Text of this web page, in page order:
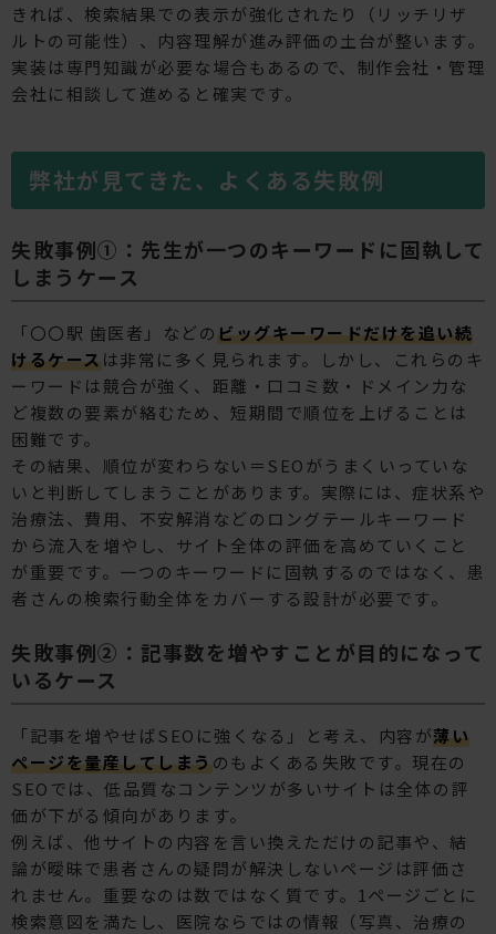
きれば、検索結果での表示が強化されたり（リッチリザ
ルトの可能性）、内容理解が進み評価の土台が整います。
実装は専門知識が必要な場合もあるので、制作会社・管理
会社に相談して進めると確実です。
弊社が見てきた、よくある失敗例
失敗事例①：先生が一つのキーワードに固執して
しまうケース
「〇〇駅 歯医者」などのビッグキーワードだけを追い続
けるケースは非常に多く見られます。しかし、これらのキ
ーワードは競合が強く、距離・口コミ数・ドメイン力な
ど複数の要素が絡むため、短期間で順位を上げることは
困難です。
その結果、順位が変わらない＝SEOがうまくいっていな
いと判断してしまうことがあります。実際には、症状系や
治療法、費用、不安解消などのロングテールキーワード
から流入を増やし、サイト全体の評価を高めていくこと
が重要です。一つのキーワードに固執するのではなく、患
者さんの検索行動全体をカバーする設計が必要です。
失敗事例②：記事数を増やすことが目的になって
いるケース
「記事を増やせばSEOに強くなる」と考え、内容が薄い
ページを量産してしまうのもよくある失敗です。現在の
SEOでは、低品質なコンテンツが多いサイトは全体の評
価が下がる傾向があります。
例えば、他サイトの内容を言い換えただけの記事や、結
論が曖昧で患者さんの疑問が解決しないページは評価さ
れません。重要なのは数ではなく質です。1ページごとに
検索意図を満たし、医院ならではの情報（写真、治療の